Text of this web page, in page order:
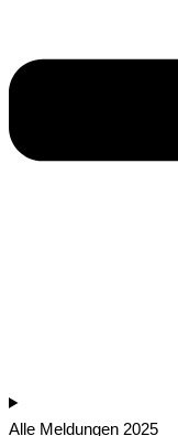
Alle Meldungen 2025